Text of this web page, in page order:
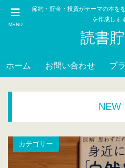
MENU
節約・貯金・投資がテーマの本を
を作成しま
読書
ホーム お問い合わせ プ
NEW
カテゴリー